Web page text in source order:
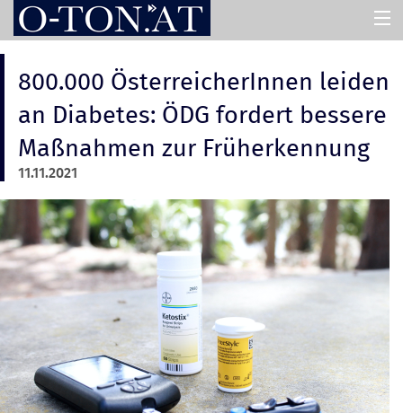
PRESSEMAPPEN
ASSISTENT
ÜBER UNS
800.000 ÖsterreicherInnen leiden
an Diabetes: ÖDG fordert bessere
Maßnahmen zur Früherkennung
11.11.2021